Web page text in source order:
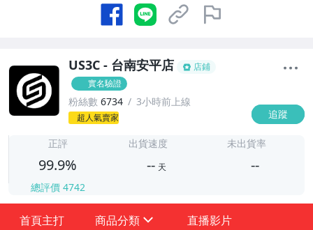
US3C - 台南安平店
店鋪
實名驗證
粉絲數 6734 3小時前上線
超人氣賣家 追蹤
-
正評
99.9%
總評價 4742
出貨速度
-- 天
未出貨率
--
首頁主打 商品分類 直播影片